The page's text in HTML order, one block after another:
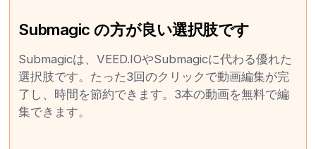
Submagic の方が良い選択肢です
Submagicは、VEED.IOやSubmagicに代わる優れた
選択肢です。たった3回のクリックで動画編集が完
了し、時間を節約できます。3本の動画を無料で編
集できます。